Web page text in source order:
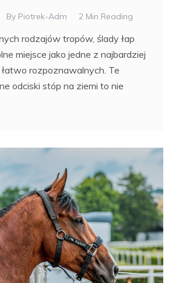
By Piotrek-Adm 2 Min Reading
rodzajów tropów, ślady łap
miejsce jako jedne z najbardziej
rozpoznawalnych. Te
odciski stóp na ziemi to nie